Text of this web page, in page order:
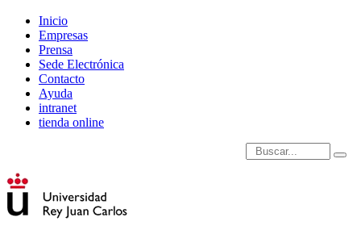
Inicio
Empresas
Prensa
Sede Electrónica
Contacto
Ayuda
intranet
tienda online
Introduce términos de